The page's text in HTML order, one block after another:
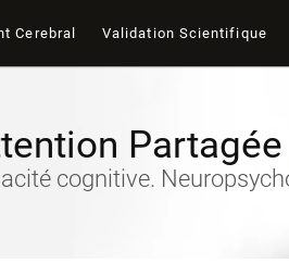
Cerebral Validation Scientifique
Partagée
cognitive.